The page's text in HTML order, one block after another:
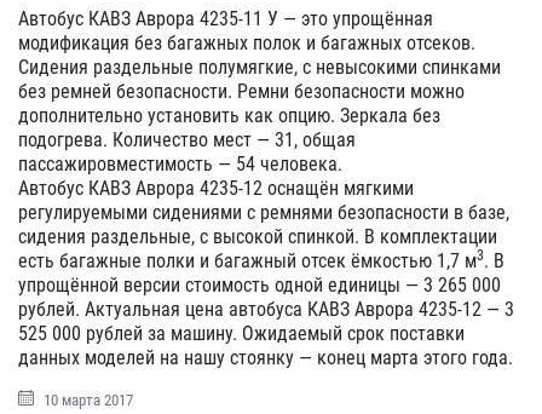
Автобус КАВЗ Аврора 4235-11 У — это упрощённая
модификация без багажных полок и багажных отсеков.
Сидения раздельные полумягкие, с невысокими спинками
без ремней безопасности. Ремни безопасности можно
дополнительно установить как опцию. Зеркала без
подогрева. Количество мест — 31, общая
пассажировместимость — 54 человека.
Автобус КАВЗ Аврора 4235-12 оснащён мягкими
регулируемыми сидениями с ремнями безопасности в базе,
сидения раздельные, с высокой спинкой. В комплектации
есть багажные полки и багажный отсек ёмкостью 1,7 м3. В
упрощённой версии стоимость одной единицы — 3 265 000
рублей. Актуальная цена автобуса КАВЗ Аврора 4235-12 — 3
525 000 рублей за машину. Ожидаемый срок поставки
данных моделей на нашу стоянку — конец марта этого года.
10 марта 2017